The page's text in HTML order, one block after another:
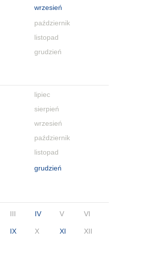
wrzesień
październik
listopad
grudzień
lipiec
sierpień
wrzesień
październik
listopad
grudzień
III IV V VI
IX X XI XII